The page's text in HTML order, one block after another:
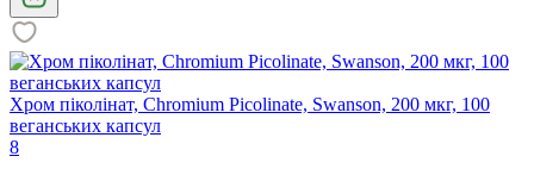
Хром піколінат, Chromium Picolinate, Swanson, 200 мкг, 100
веганських капсул
8